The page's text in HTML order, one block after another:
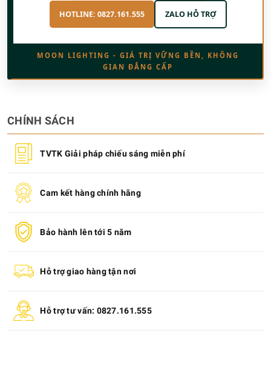
HOTLINE: 0827.161.555 ZALO HỖ TRỢ
MOON LIGHTING - GIÁ TRỊ VỮNG BỀN, KHÔNG
GIAN ĐẲNG CẤP
CHÍNH SÁCH
TVTK Giải pháp chiếu sáng miễn phí
Cam kết hàng chính hãng
Bảo hành lên tới 5 năm
Hỗ trợ giao hàng tận nơi
Hỗ trợ tư vấn: 0827.161.555